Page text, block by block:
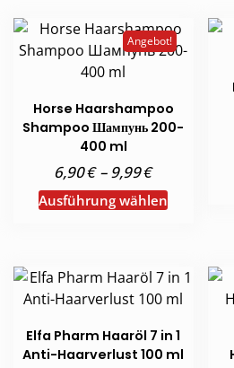
Angebot!
Horse Haarshampoo
Shampoo Шампунь 200-
400 ml
6,90€–9,99€
Ausführung wählenDieses
Varianten
auf.
Optionen
Elfa Pharm Haaröl 7 in 1
Anti-Haarverlust 100 ml